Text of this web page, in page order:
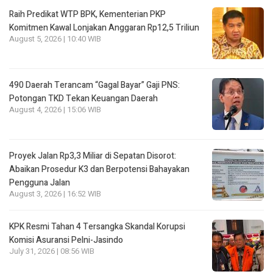
Raih Predikat WTP BPK, Kementerian PKP
Komitmen Kawal Lonjakan Anggaran Rp12,5 Triliun
August 5, 2026 | 10:40 WIB
490 Daerah Terancam “Gagal Bayar” Gaji PNS:
Potongan TKD Tekan Keuangan Daerah
August 4, 2026 | 15:06 WIB
Proyek Jalan Rp3,3 Miliar di Sepatan Disorot:
Abaikan Prosedur K3 dan Berpotensi Bahayakan
Pengguna Jalan
August 3, 2026 | 16:52 WIB
KPK Resmi Tahan 4 Tersangka Skandal Korupsi
Komisi Asuransi Pelni-Jasindo
July 31, 2026 | 08:56 WIB